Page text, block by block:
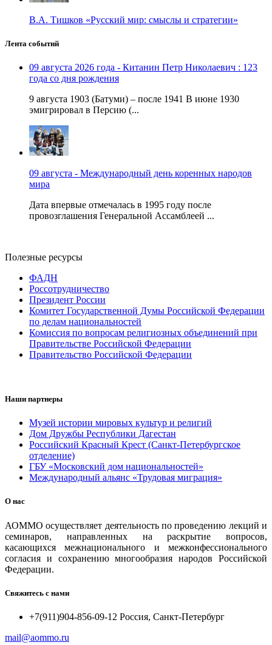
В.А. Тишков «Русский мир: смыслы и стратегии»
Лента событий
09 августа 2026 года - Китанин Петр Николаевич : 123
года со дня рождения
9 августа 1903 (Батуми) – после 1941 В июне 1930
эмигрировал в Персию (...
09 августа - Международный день коренных народов
мира
Дата впервые отмечалась в 1995 году после
провозглашения Генеральной Ассамблеей ...
Полезные ресурсы
ФАДН
Россотрудничество
Президент России
Комитет Государственной Думы Российской Федерации
по делам национальностей
Комиссия по вопросам религиозных объединений при
Правительстве Российской Федерации
Правительство Российской Федерации
Наши партнеры
Музей истории мировых культур и религий
Дом Дружбы Республики Дагестан
Российский Красный Крест (Санкт-Петербургское
отделение)
ГБУ «Московский дом национальностей»
Международный альянс «Трудовая миграция»
О нас
АОММО осуществляет деятельность по проведению лекций и
семинаров, направленных на раскрытие вопросов,
касающихся межнационального и межконфессионального
согласия и сохранению многообразия народов Российской
Федерации.
Свяжитесь с нами
+7(911)904-856-09-12 Россия, Санкт-Петербург
mail@aommo.ru